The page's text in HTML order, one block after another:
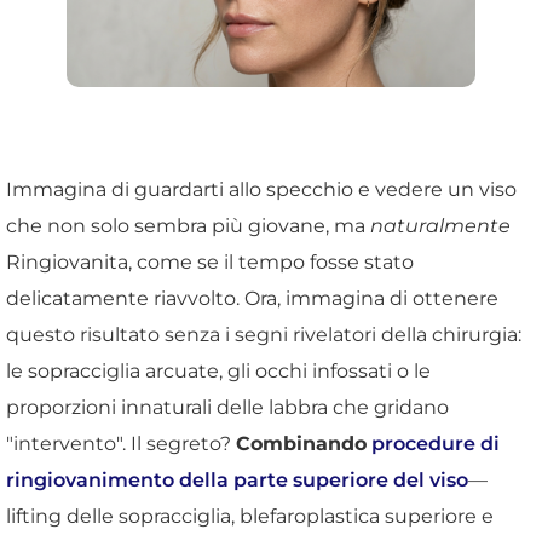
Immagina di guardarti allo specchio e vedere un viso
che non solo sembra più giovane, ma naturalmente
Ringiovanita, come se il tempo fosse stato
delicatamente riavvolto. Ora, immagina di ottenere
questo risultato senza i segni rivelatori della chirurgia:
le sopracciglia arcuate, gli occhi infossati o le
proporzioni innaturali delle labbra che gridano
"intervento". Il segreto? Combinando procedure di
ringiovanimento della parte superiore del viso—
lifting delle sopracciglia, blefaroplastica superiore e